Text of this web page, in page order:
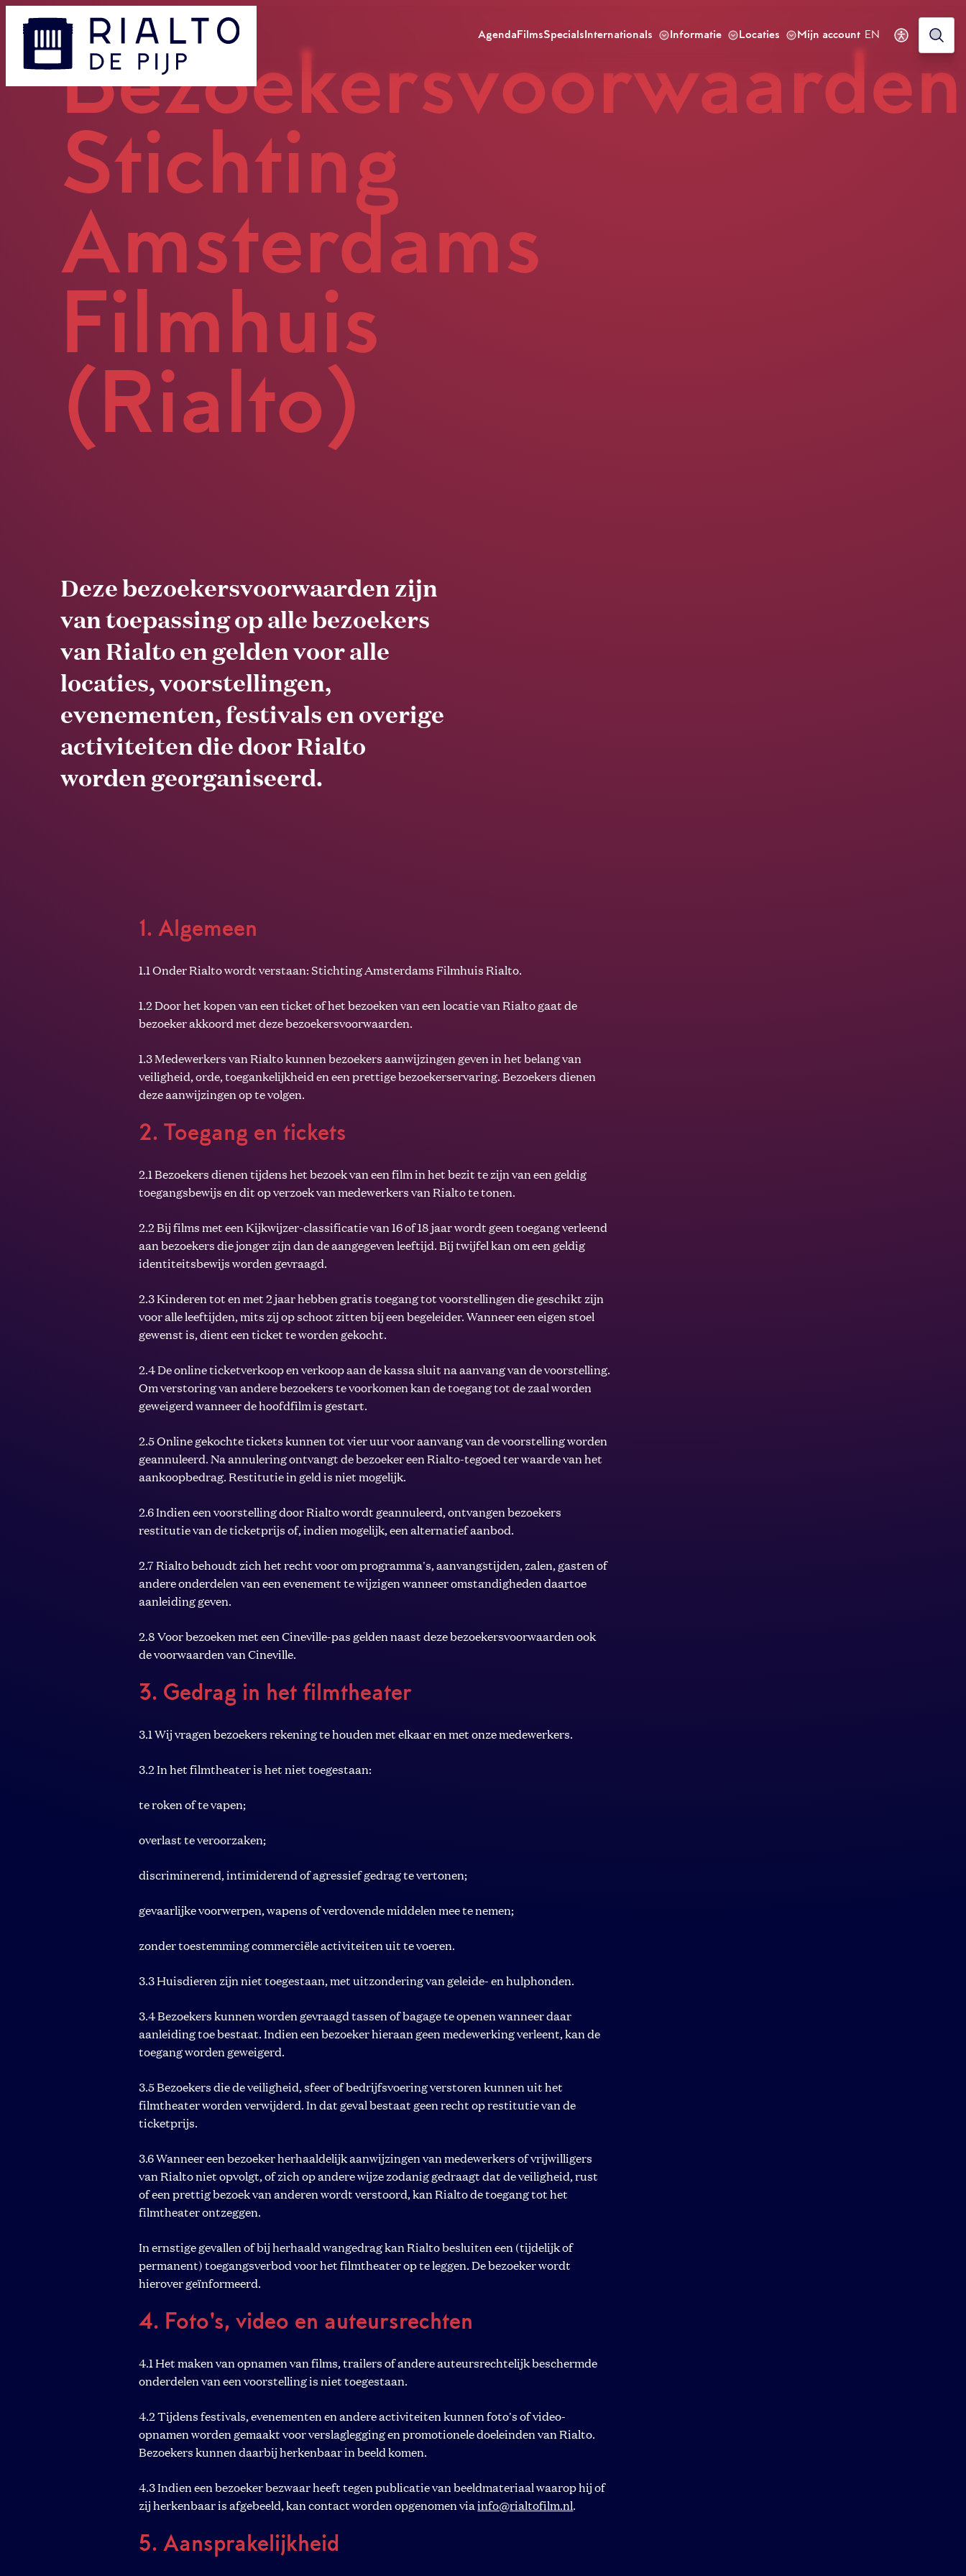
AgendaFilmsSpecials Internationals Informatie Locaties Mijn account EN
Bezoekersvoorwaarden
Stichting
Amsterdams
Filmhuis
(Rialto)
Deze bezoekersvoorwaarden zijn
van toepassing op alle bezoekers
van Rialto en gelden voor alle
locaties, voorstellingen,
evenementen, festivals en overige
activiteiten die door Rialto
worden georganiseerd.
1. Algemeen
1.1 Onder Rialto wordt verstaan: Stichting Amsterdams Filmhuis Rialto.
1.2 Door het kopen van een ticket of het bezoeken van een locatie van Rialto gaat de
bezoeker akkoord met deze bezoekersvoorwaarden.
1.3 Medewerkers van Rialto kunnen bezoekers aanwijzingen geven in het belang van
veiligheid, orde, toegankelijkheid en een prettige bezoekerservaring. Bezoekers dienen
deze aanwijzingen op te volgen.
2. Toegang en tickets
2.1 Bezoekers dienen tijdens het bezoek van een film in het bezit te zijn van een geldig
toegangsbewijs en dit op verzoek van medewerkers van Rialto te tonen.
2.2 Bij films met een Kijkwijzer-classificatie van 16 of 18 jaar wordt geen toegang verleend
aan bezoekers die jonger zijn dan de aangegeven leeftijd. Bij twijfel kan om een geldig
identiteitsbewijs worden gevraagd.
2.3 Kinderen tot en met 2 jaar hebben gratis toegang tot voorstellingen die geschikt zijn
voor alle leeftijden, mits zij op schoot zitten bij een begeleider. Wanneer een eigen stoel
gewenst is, dient een ticket te worden gekocht.
2.4 De online ticketverkoop en verkoop aan de kassa sluit na aanvang van de voorstelling.
Om verstoring van andere bezoekers te voorkomen kan de toegang tot de zaal worden
geweigerd wanneer de hoofdfilm is gestart.
2.5 Online gekochte tickets kunnen tot vier uur voor aanvang van de voorstelling worden
geannuleerd. Na annulering ontvangt de bezoeker een Rialto-tegoed ter waarde van het
aankoopbedrag. Restitutie in geld is niet mogelijk.
2.6 Indien een voorstelling door Rialto wordt geannuleerd, ontvangen bezoekers
restitutie van de ticketprijs of, indien mogelijk, een alternatief aanbod.
2.7 Rialto behoudt zich het recht voor om programma's, aanvangstijden, zalen, gasten of
andere onderdelen van een evenement te wijzigen wanneer omstandigheden daartoe
aanleiding geven.
2.8 Voor bezoeken met een Cineville-pas gelden naast deze bezoekersvoorwaarden ook
de voorwaarden van Cineville.
3. Gedrag in het filmtheater
3.1 Wij vragen bezoekers rekening te houden met elkaar en met onze medewerkers.
3.2 In het filmtheater is het niet toegestaan:
te roken of te vapen;
overlast te veroorzaken;
discriminerend, intimiderend of agressief gedrag te vertonen;
gevaarlijke voorwerpen, wapens of verdovende middelen mee te nemen;
zonder toestemming commerciële activiteiten uit te voeren.
3.3 Huisdieren zijn niet toegestaan, met uitzondering van geleide- en hulphonden.
3.4 Bezoekers kunnen worden gevraagd tassen of bagage te openen wanneer daar
aanleiding toe bestaat. Indien een bezoeker hieraan geen medewerking verleent, kan de
toegang worden geweigerd.
3.5 Bezoekers die de veiligheid, sfeer of bedrijfsvoering verstoren kunnen uit het
filmtheater worden verwijderd. In dat geval bestaat geen recht op restitutie van de
ticketprijs.
3.6 Wanneer een bezoeker herhaaldelijk aanwijzingen van medewerkers of vrijwilligers
van Rialto niet opvolgt, of zich op andere wijze zodanig gedraagt dat de veiligheid, rust
of een prettig bezoek van anderen wordt verstoord, kan Rialto de toegang tot het
filmtheater ontzeggen.
In ernstige gevallen of bij herhaald wangedrag kan Rialto besluiten een (tijdelijk of
permanent) toegangsverbod voor het filmtheater op te leggen. De bezoeker wordt
hierover geïnformeerd.
4. Foto's, video en auteursrechten
4.1 Het maken van opnamen van films, trailers of andere auteursrechtelijk beschermde
onderdelen van een voorstelling is niet toegestaan.
4.2 Tijdens festivals, evenementen en andere activiteiten kunnen foto's of video-
opnamen worden gemaakt voor verslaglegging en promotionele doeleinden van Rialto.
Bezoekers kunnen daarbij herkenbaar in beeld komen.
4.3 Indien een bezoeker bezwaar heeft tegen publicatie van beeldmateriaal waarop hij of
zij herkenbaar is afgebeeld, kan contact worden opgenomen viainfo@rialtofilm.nl.
5. Aansprakelijkheid